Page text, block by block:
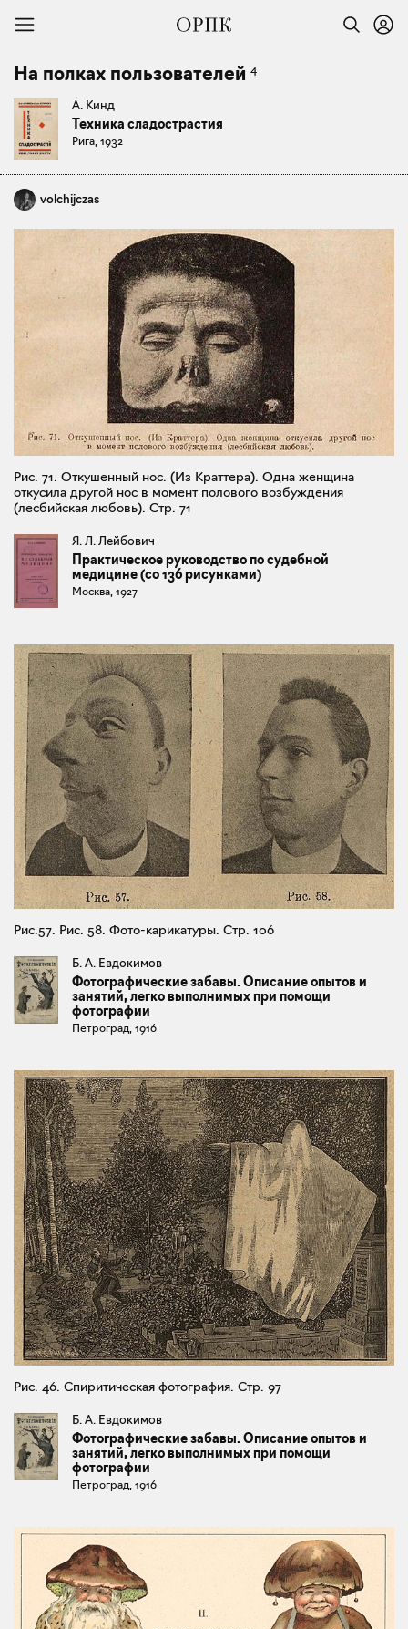
На полках пользователей 4
А. Кинд
Техника сладострастия
Рига, 1932
volchijczas
Рис. 71. Откушенный нос. (Из Краттера). Одна женщина
откусила другой нос в момент полового возбуждения
(лесбийская любовь). Стр. 71
Я. Л. Лейбович
Практическое руководство по судебной
медицине (со 136 рисунками)
Москва, 1927
Рис.57. Рис. 58. Фото-карикатуры. Стр. 106
Б. А. Евдокимов
Фотографические забавы. Описание опытов и
занятий, легко выполнимых при помощи
фотографии
Петроград, 1916
Рис. 46. Спиритическая фотография. Стр. 97
Б. А. Евдокимов
Фотографические забавы. Описание опытов и
занятий, легко выполнимых при помощи
фотографии
Петроград, 1916